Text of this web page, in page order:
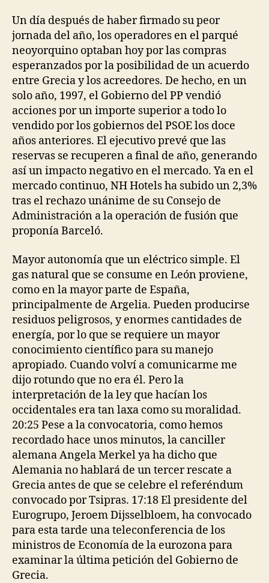
Un día después de haber firmado su peor
jornada del año, los operadores en el parqué
neoyorquino optaban hoy por las compras
esperanzados por la posibilidad de un acuerdo
entre Grecia y los acreedores. De hecho, en un
solo año, 1997, el Gobierno del PP vendió
acciones por un importe superior a todo lo
vendido por los gobiernos del PSOE los doce
años anteriores. El ejecutivo prevé que las
reservas se recuperen a final de año, generando
así un impacto negativo en el mercado. Ya en el
mercado continuo, NH Hotels ha subido un 2,3%
tras el rechazo unánime de su Consejo de
Administración a la operación de fusión que
proponía Barceló.
Mayor autonomía que un eléctrico simple. El
gas natural que se consume en León proviene,
como en la mayor parte de España,
principalmente de Argelia. Pueden producirse
residuos peligrosos, y enormes cantidades de
energía, por lo que se requiere un mayor
conocimiento científico para su manejo
apropiado. Cuando volví a comunicarme me
dijo rotundo que no era él. Pero la
interpretación de la ley que hacían los
occidentales era tan laxa como su moralidad.
20:25 Pese a la convocatoria, como hemos
recordado hace unos minutos, la canciller
alemana Angela Merkel ya ha dicho que
Alemania no hablará de un tercer rescate a
Grecia antes de que se celebre el referéndum
convocado por Tsipras. 17:18 El presidente del
Eurogrupo, Jeroem Dijsselbloem, ha convocado
para esta tarde una teleconferencia de los
ministros de Economía de la eurozona para
examinar la última petición del Gobierno de
Grecia.